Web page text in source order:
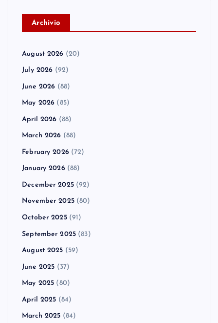
Archivio
August 2026 (20)
July 2026 (92)
June 2026 (88)
May 2026 (85)
April 2026 (88)
March 2026 (88)
February 2026(72)
January 2026(88)
December 2025(92)
November 2025(80)
October 2025(91)
September 2025 (83)
August 2025 (59)
June 2025 (37)
May 2025 (80)
April 2025 (84)
March 2025 (84)